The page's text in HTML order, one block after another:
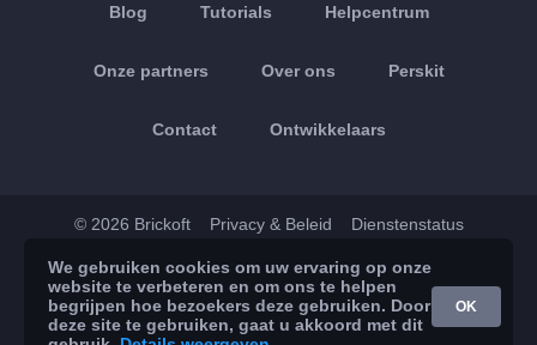
Blog Tutorials Helpcentrum
Onze partners Over ons Perskit
Contact Ontwikkelaars
© 2026 Brickoft Privacy & Beleid Dienstenstatus
App Store Google Play
We gebruiken cookies om uw ervaring op onze
website te verbeteren en om ons te helpen
begrijpen hoe bezoekers deze gebruiken. Door
deze site te gebruiken, gaat u akkoord met dit
OK